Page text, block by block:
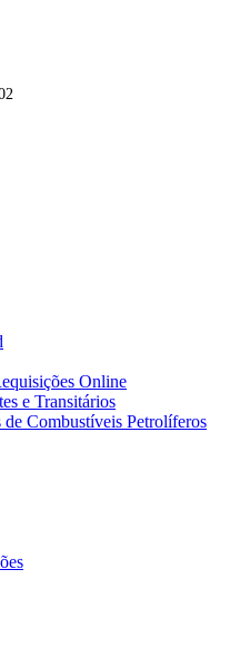
Online
e Transitários
Combustíveis Petrolíferos